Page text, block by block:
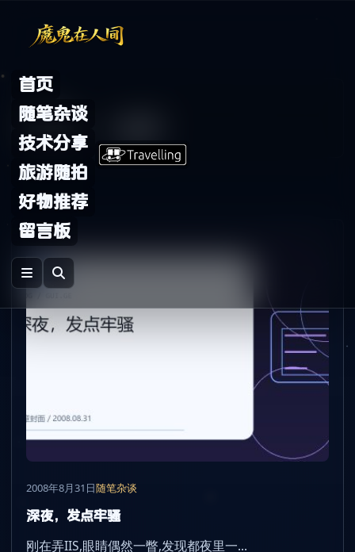
首页
随笔杂谈
技术分享
旅游随拍
好物推荐
留言板
Archive
标签：
2008年8月31日随笔杂谈
深夜，发点牢骚
刚在弄IIS,眼睛偶然一瞥,发现都夜里一...